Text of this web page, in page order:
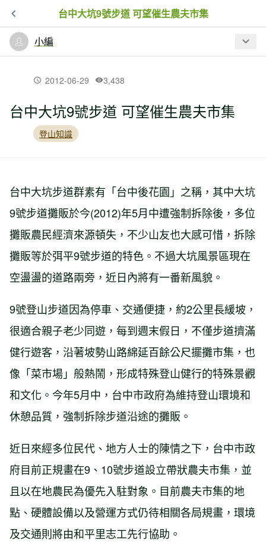
台中大坑9號步道 可望催生農夫市集
小編
最新文章
【新聞】寒流一波波 奧萬大、草坪頭、
【新聞】圓仔抱人腳，大黑熊抱樹腳
2012-06-29 3,438
台中大坑9號步道 可望催生農夫市集
登山知識
台中大坑步道群素有「台中後花園」之稱，其中大坑
9號步道攤販於今(2012)年5月中遭強制拆除後，多位
攤販農民經濟來源頓失，不少山友也大感可惜，拆除
攤販等於弭平9號步道的特色。不過大坑風景區現在
空盪盪的道路兩旁，近日內將有一番新風貌。
9號登山步道因為停車、交通便捷，約2公里長緩坡，
很適合親子老少同遊，每到週末假日，不僅步道擠滿
健行遊客，沿著坡勢山路綿延百餘公尺擺攤市集，也
像「菜市場」般熱鬧，形成特殊登山健行的特殊景觀
和文化。今年5月中，台中市政府為維持登山環境和
休憩品質，強制拆除步道沿途的攤販。
近日來經多位民代、地方人士的陳情之下，台中市政
府目前正規畫在9、10號步道設立帶狀農夫市集，並
且以在地農民為優先入駐對象。目前農夫市集的地
點、硬體設備以及營運方式仍待相關各局規畫，環境
及交通則將由和平里志工先行協助。